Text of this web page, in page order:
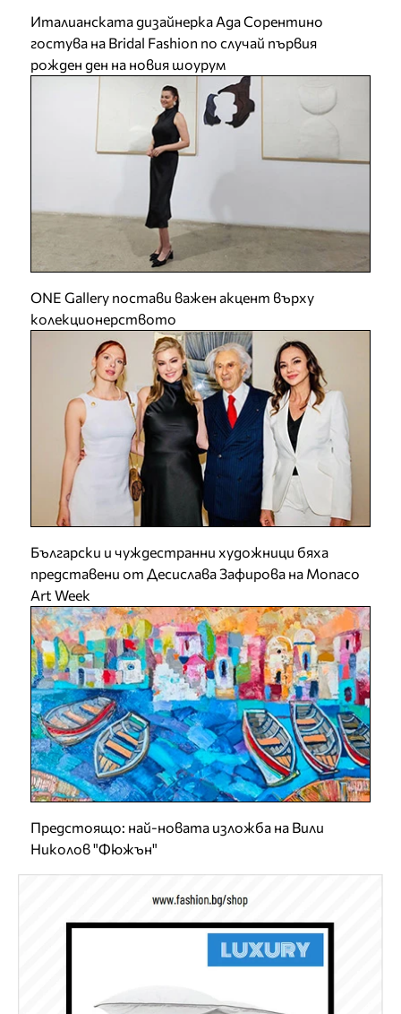
Италианската дизайнерка Ада Сорентино
гостува на Bridal Fashion по случай първия
рожден ден на новия шоурум
ONE Gallery постави важен акцент върху
колекционерството
Български и чуждестранни художници бяха
представени от Десислава Зафирова на Monaco
Art Week
Предстоящо: най-новата изложба на Вили
Николов "Фюжън"